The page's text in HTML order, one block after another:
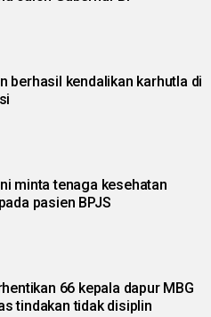
berhasil kendalikan karhutla di
minta tenaga kesehatan
pasien BPJS
66 kepala dapur MBG
tindakan tidak disiplin